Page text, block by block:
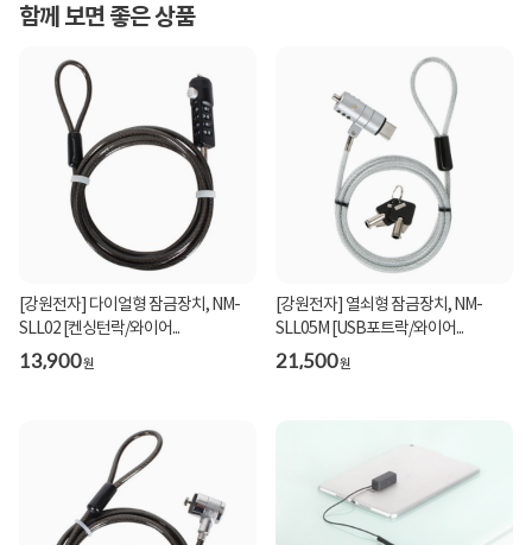
함께 보면 좋은 상품
[강원전자] 다이얼형 잠금장치, NM-
SLL02 [켄싱턴락/와이어...
13,900원
[강원전자] 열쇠형 잠금장치, NM-
SLL05M [USB포트락/와이어...
21,500원